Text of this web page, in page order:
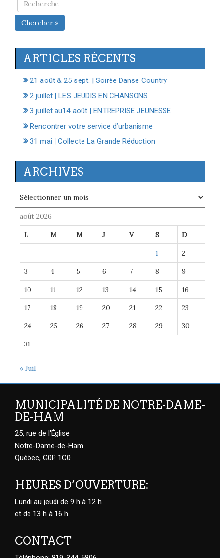
Chercher »
ARTICLES RÉCENTS
21 août & 25 sept. | Soirée Danse Country
2 juillet | LES JEUDIS EN CHANSONS
3 juillet au14 août | ENTREPRISE JEUNESSE
Rencontrer votre service d’urbanisme
31 mai | Collecte La Grande Réduction
ARCHIVES
août 2026
L M M J V S D
1 2
3 4 5 6 7 8 9
10 11 12 13 14 15 16
17 18 19 20 21 22 23
24 25 26 27 28 29 30
31
« Juil
MUNICIPALITÉ DE NOTRE-DAME-
DE-HAM
25, rue de l'Église
Notre-Dame-de-Ham
Québec, G0P 1C0
HEURES D’OUVERTURE:
Lundi au jeudi de 9 h à 12 h
et de 13 h à 16 h
CONTACT